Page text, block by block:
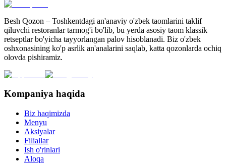
Besh Qozon – Toshkentdagi an'anaviy o'zbek taomlarini taklif
qiluvchi restoranlar tarmog'i bo'lib, bu yerda asosiy taom klassik
retseptlar bo'yicha tayyorlangan palov hisoblanadi. Biz o'zbek
oshxonasining ko'p asrlik an'analarini saqlab, katta qozonlarda ochiq
olovda pishiramiz.
Kompaniya haqida
Biz haqimizda
Menyu
Aksiyalar
Filiallar
Ish o'rinlari
Aloqa